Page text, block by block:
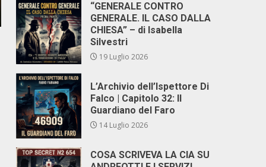
“GENERALE CONTRO
GENERALE. IL CASO DALLA
CHIESA” – di Isabella
Silvestri
19 Luglio 2026
L’Archivio dell’Ispettore Di
Falco | Capitolo 32: Il
Guardiano del Faro
14 Luglio 2026
COSA SCRIVEVA LA CIA SU